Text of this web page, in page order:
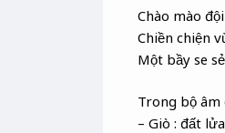
Chào mào
Chiền chiện
Một bầy se
Trong bộ âm
– Giò : đất